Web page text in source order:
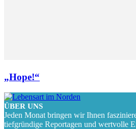
„Hope!“
ÜBER UNS
Jeden Monat bringen wir Ihnen
tiefgründige Reportagen und wertvolle